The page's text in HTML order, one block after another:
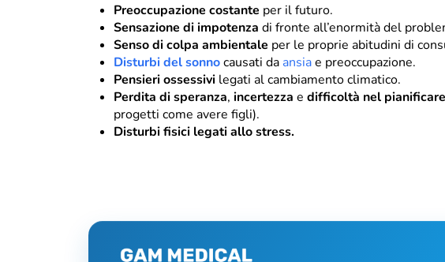
Preoccupazione costante per il futuro.
Sensazione di impotenza di fronte all’enormità del
Senso di colpa ambientale per le proprie abitudini di
Disturbi del sonnocausati da ansiae preoccupazione.
Pensieri ossessivi legati al cambiamento climatico.
Perdita di speranza, incertezza e difficoltà nel
progetti come avere figli).
Disturbi fisici legati allo stress.